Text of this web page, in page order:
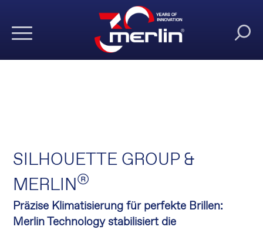
SILHOUETTE GROUP &
MERLIN®
Präzise Klimatisierung für perfekte Brillen:
Merlin Technology stabilisiert die